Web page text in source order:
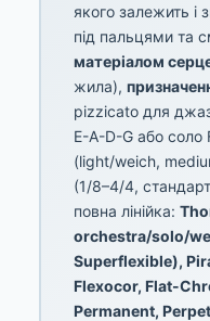
якого залежить і
під пальцями та
матеріалом
жила),
pizzicato для
E-A-D-G або соло
(light/weich,
(1/8–4/4,
повна лінійка:
orchestra/solo/
Superflexible),
Flexocor, Flat-
Permanent,